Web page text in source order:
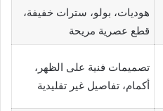
هوديات، بولو، سترات خفيفة،
قطع عصرية مريحة
تصميمات فنية على الظهر،
أكمام، تفاصيل غير تقليدية